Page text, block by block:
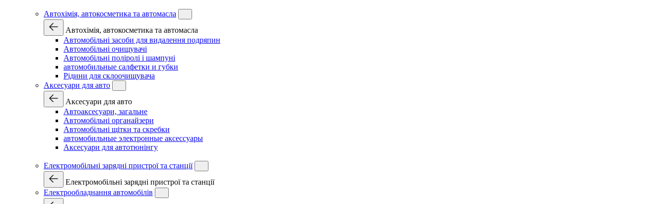
Автохімія, автокосметика та автомасла
Автохімія, автокосметика та автомасла
Автомобільні засоби для видалення подряпин
Автомобільні очищувачі
Автомобільні поліролі і шампуні
автомобильные салфетки и губки
Рідини для склоочищувача
Аксесуари для авто
Аксесуари для авто
Автоаксесуари, загальне
Автомобільні органайзери
Автомобільні щітки та скребки
автомобильные электронные аксессуары
Аксесуари для автотюнінгу
Електромобільні зарядні пристрої та станції
Електромобільні зарядні пристрої та станції
Електрообладнання автомобілів